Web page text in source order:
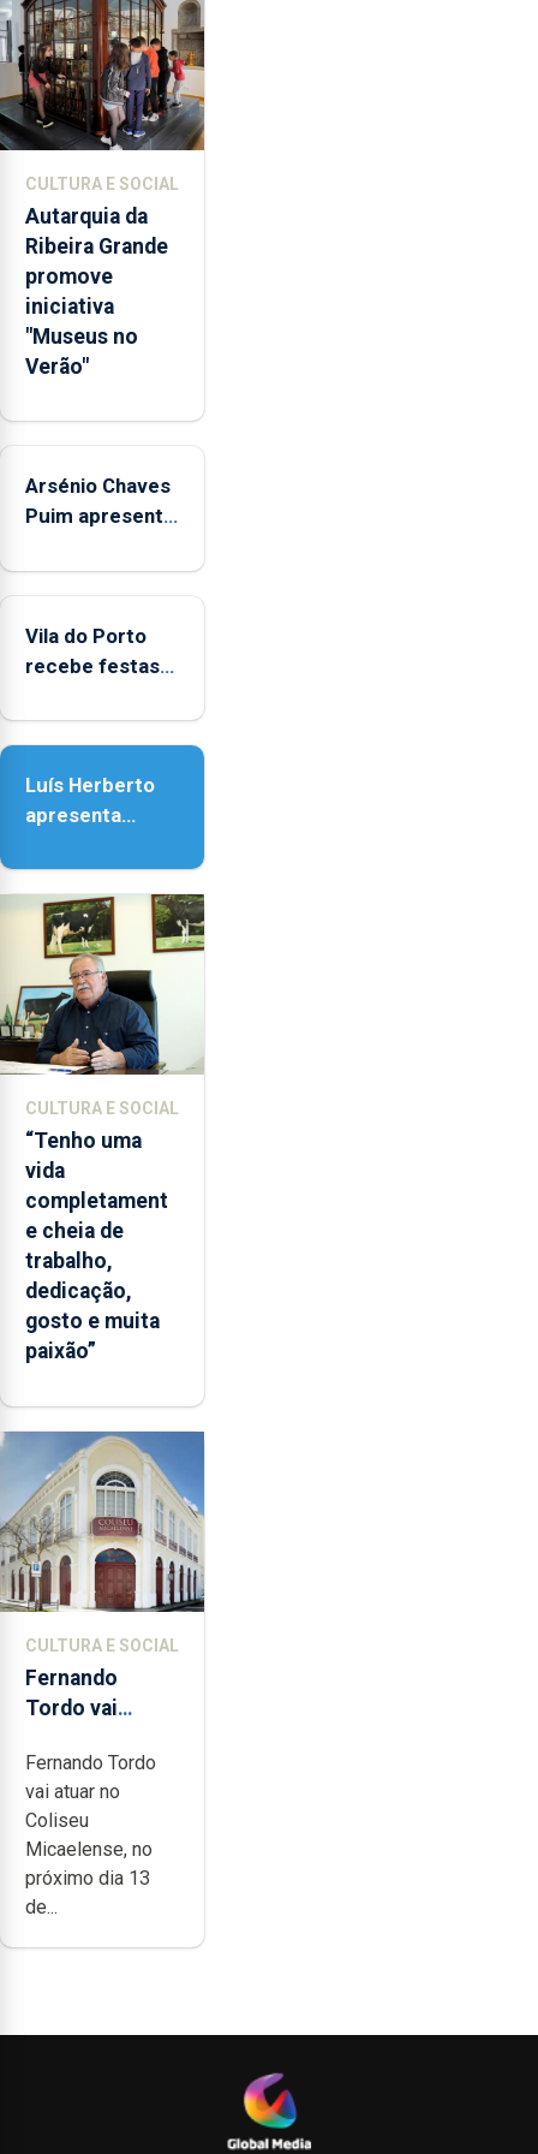
doméstica,
através
da
promoção
de
emocionais
e
sociais
junto
das
crianças
CULTURA E SOCIAL
Autarquia da
Ribeira Grande
promove
iniciativa
"Museus no
Verão"
Arsénio Chaves
Puim apresenta
Biblioteca de
Vila do Porto
recebe festas
Nossa Senhora
Luís Herberto
apresenta
Paisagem’
CULTURA E SOCIAL
“Tenho uma
vida
completament
e cheia de
trabalho,
dedicação,
gosto e muita
paixão”
CULTURA E SOCIAL
Fernando
Tordo vai
anos de
carreira no
Coliseu
Micaelense
Fernando Tordo
vai atuar no
Coliseu
Micaelense, no
próximo dia 13
de...